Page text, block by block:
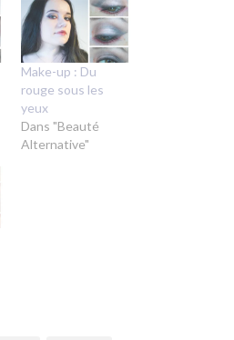
Make-up : Du
rouge sous les
yeux
Dans "Beauté
Alternative"